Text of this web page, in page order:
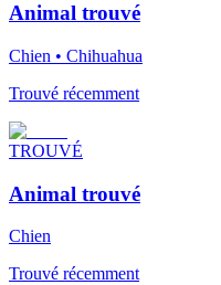
Animal trouvé
Chien • Chihuahua
Trouvé récemment
TROUVÉ
Animal trouvé
Chien
Trouvé récemment